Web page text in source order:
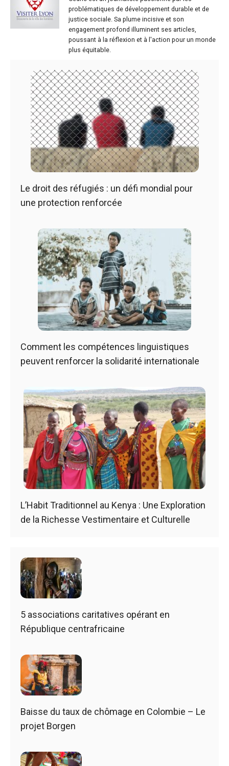
problématiques de développement durable et de
justice sociale. Sa plume incisive et son
engagement profond illuminent ses articles,
poussant à la réflexion et à l'action pour un monde
plus équitable.
Le droit des réfugiés : un défi mondial pour
une protection renforcée
Comment les compétences linguistiques
peuvent renforcer la solidarité internationale
L’Habit Traditionnel au Kenya : Une Exploration
de la Richesse Vestimentaire et Culturelle
5 associations caritatives opérant en
République centrafricaine
Baisse du taux de chômage en Colombie – Le
projet Borgen